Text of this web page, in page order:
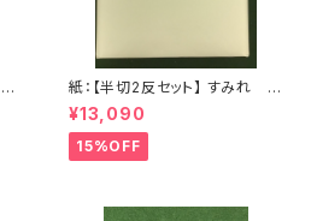
紙：【半切2反セット】 すみれ
(かな向き) (1反100枚×2) <商
品番号1200>
¥13,090
15%OFF